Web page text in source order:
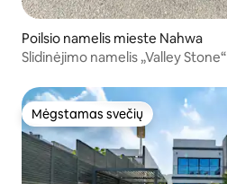
Poilsio namelis mieste Nahwa
Slidinėjimo namelis „Valley Stone“
Mėgstamas svečių
Mėgstamas svečių